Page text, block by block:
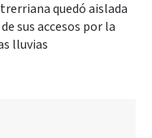
quedó aislada
sus accesos por la
lluvias